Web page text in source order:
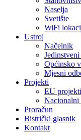
Naselja
Svetište
WiFi
Ustroj
Načelnik
Općinsko
Mjesni
Projekti
EU projekti
Nacionalni
Proračun
Bistrički glasnik
Kontakt